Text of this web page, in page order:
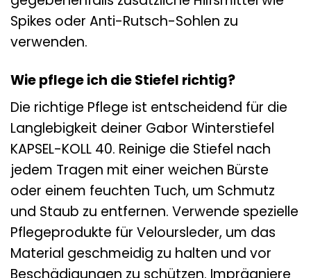
Spikes oder Anti-Rutsch-Sohlen zu
verwenden.
Wie pflege ich die Stiefel richtig?
Die richtige Pflege ist entscheidend für die
Langlebigkeit deiner Gabor Winterstiefel
KAPSEL-KOLL 40. Reinige die Stiefel nach
jedem Tragen mit einer weichen Bürste
oder einem feuchten Tuch, um Schmutz
und Staub zu entfernen. Verwende spezielle
Pflegeprodukte für Veloursleder, um das
Material geschmeidig zu halten und vor